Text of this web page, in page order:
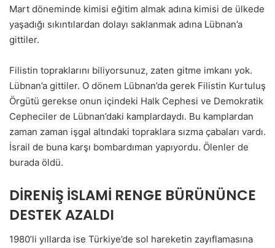
Mart döneminde kimisi eğitim almak adına kimisi de ülkede
yaşadığı sıkıntılardan dolayı saklanmak adına Lübnan’a
gittiler.
Filistin topraklarını biliyorsunuz, zaten gitme imkanı yok.
Lübnan’a gittiler. O dönem Lübnan’da gerek Filistin Kurtuluş
Örgütü gerekse onun içindeki Halk Cephesi ve Demokratik
Cepheciler de Lübnan’daki kamplardaydı. Bu kamplardan
zaman zaman işgal altındaki topraklara sızma çabaları vardı.
İsrail de buna karşı bombardıman yapıyordu. Ölenler de
burada öldü.
DİRENİŞ İSLAMİ RENGE BÜRÜNÜNCE
DESTEK AZALDI
1980’li yıllarda ise Türkiye’de sol hareketin zayıflamasına